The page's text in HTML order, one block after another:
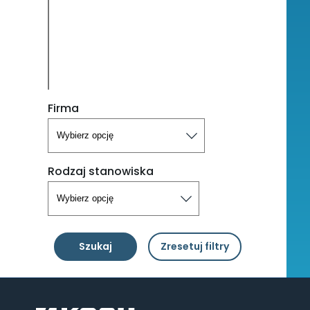
Firma
Rodzaj stanowiska
Szukaj Zresetuj filtry